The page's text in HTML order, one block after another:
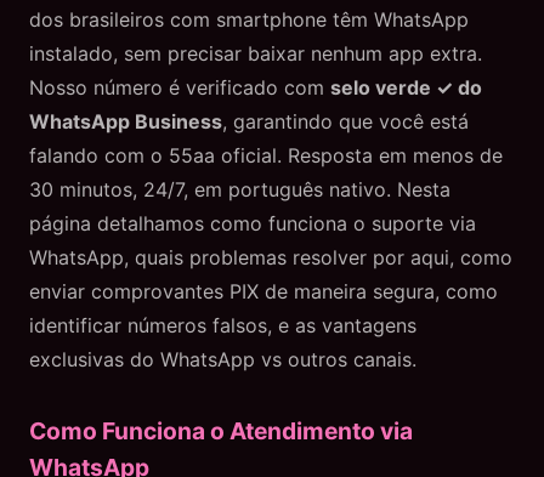
dos brasileiros com smartphone têm WhatsApp
instalado, sem precisar baixar nenhum app extra.
Nosso número é verificado com selo verde ✓ do
WhatsApp Business, garantindo que você está
falando com o 55aa oficial. Resposta em menos de
30 minutos, 24/7, em português nativo. Nesta
página detalhamos como funciona o suporte via
WhatsApp, quais problemas resolver por aqui, como
enviar comprovantes PIX de maneira segura, como
identificar números falsos, e as vantagens
exclusivas do WhatsApp vs outros canais.
Como Funciona o Atendimento via
WhatsApp